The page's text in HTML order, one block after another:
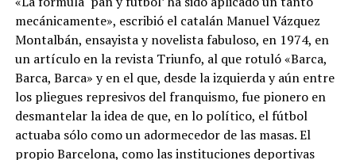
mecánicamente», escribió el catalán Manuel Vázquez
Montalbán, ensayista y novelista fabuloso, en 1974, en
un artículo en la revista Triunfo, al que rotuló «Barca,
Barca, Barca» y en el que, desde la izquierda y aún entre
los pliegues represivos del franquismo, fue pionero en
desmantelar la idea de que, en lo político, el fútbol
actuaba sólo como un adormecedor de las masas. El
propio Barcelona, como las instituciones deportivas